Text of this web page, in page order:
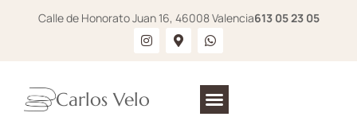
Calle de Honorato Juan 16, 46008 Valencia613 05 23 05
Carlos Velo